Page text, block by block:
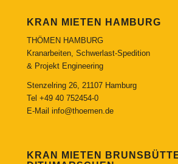
KRAN MIETEN HAMBURG
THÖMEN HAMBURG
Kranarbeiten, Schwerlast-Spedition
& Projekt Engineering
Stenzelring 26, 21107 Hamburg
Tel +49 40 752454-0
E-Mail info@thoemen.de
KRAN MIETEN